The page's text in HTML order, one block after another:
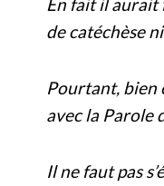
de catéchèse
Pourtant, bien
avec la Parole
Il ne faut pas